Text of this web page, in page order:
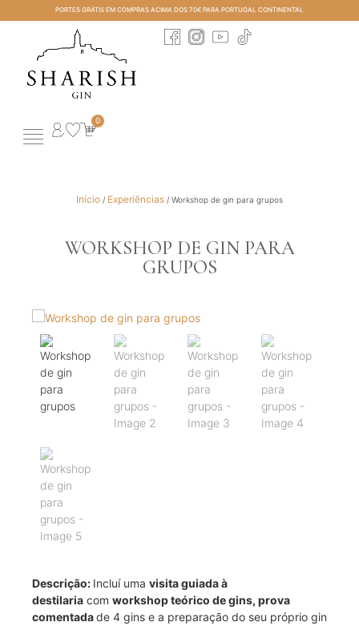
PORTES GRÁTIS EM COMPRAS ACIMA DOS 70€ PARA PORTUGAL CONTINENTAL
0
Início / Experiências / Workshop de gin para grupos
WORKSHOP DE GIN PARA
GRUPOS
Descrição: Incluí uma visita guiada à
destilaria com workshop teórico de gins, prova
comentadade 4 gins e a preparação do seu próprio gin